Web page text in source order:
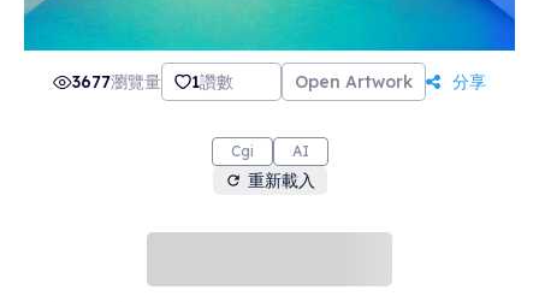
3677瀏覽量 1讚數 Open Artwork 分享
Cgi AI
重新載入